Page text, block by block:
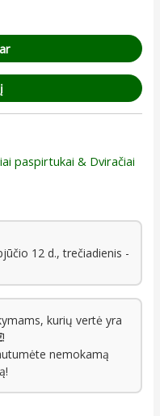
paspirtukai & Dviračiai
12 d., trečiadienis -
kurių vertė yra
!
nemokamą